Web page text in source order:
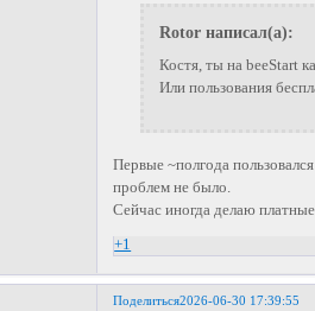
Rotor написал(а):
Костя, ты на beeStart
Или пользования
Первые ~полгода
проблем не было.
Сейчас иногда делаю
+1
Поделиться2026-06-30 17:39:55